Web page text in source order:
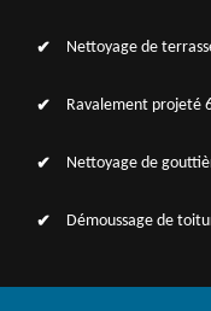
Nettoyage de
Ravalement projeté
Nettoyage de
Démoussage de